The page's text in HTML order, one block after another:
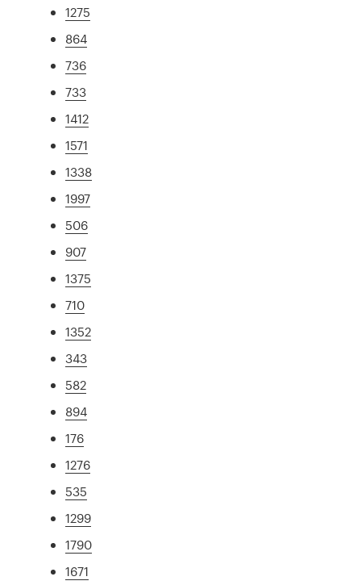
1275
864
736
733
1412
1571
1338
1997
506
907
1375
710
1352
343
582
894
176
1276
535
1299
1790
1671